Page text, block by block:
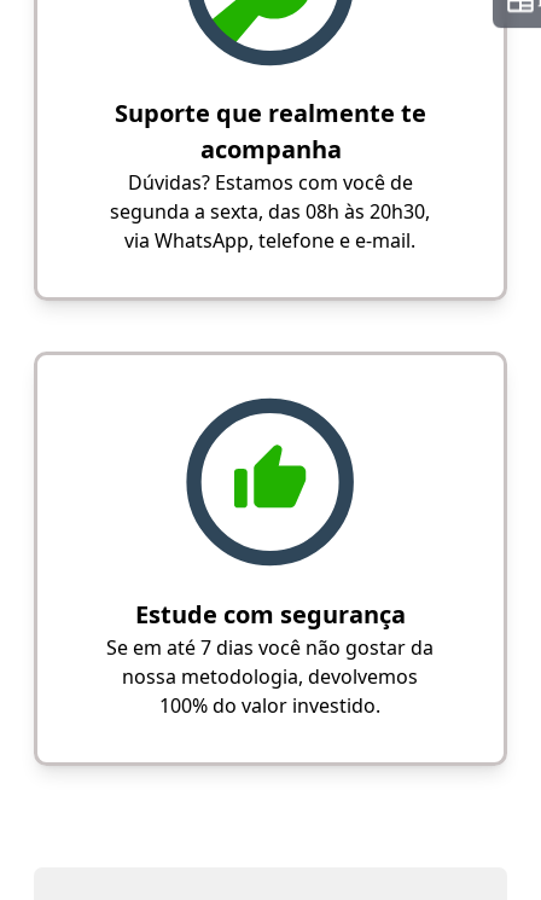
Suporte que realmente te
acompanha
Dúvidas? Estamos com você de
segunda a sexta, das 08h às 20h30,
via WhatsApp, telefone e e-mail.
Estude com segurança
Se em até 7 dias você não gostar da
nossa metodologia, devolvemos
100% do valor investido.